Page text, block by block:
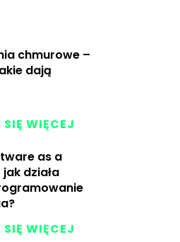
chmurowe –
dają
WIĘCEJ
as a
działa
WIĘCEJ